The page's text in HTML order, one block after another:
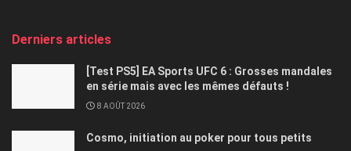
Derniers articles
[Test PS5] EA Sports UFC 6 : Grosses mandales
en série mais avec les mêmes défauts !
8 AOÛT 2026
Cosmo, initiation au poker pour tous petits